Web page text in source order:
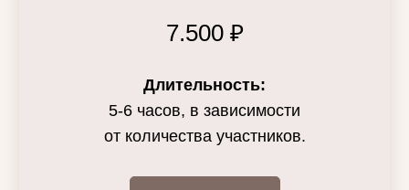
7.500 ₽
Длительность:
5-6 часов, в зависимости
от количества участников.